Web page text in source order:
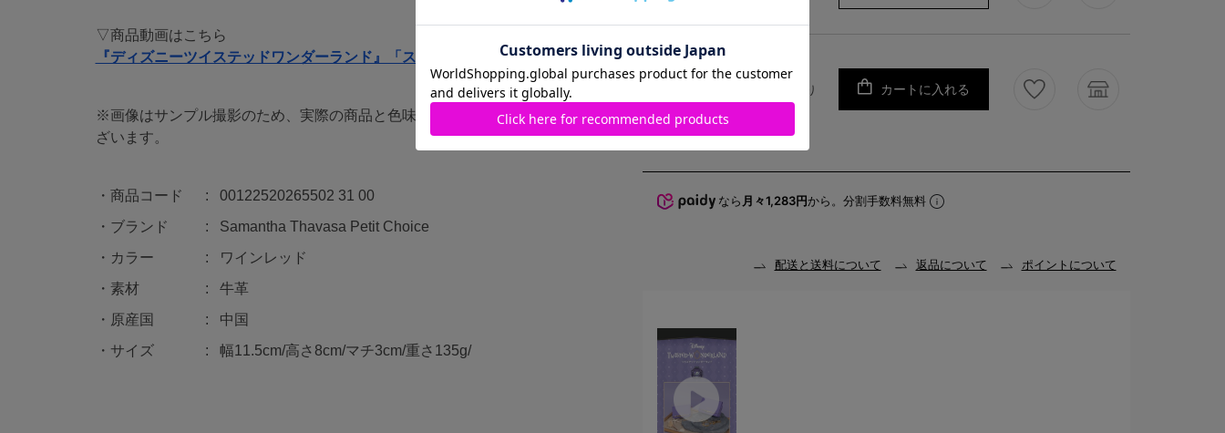
▽商品動画はこちら
『ディズニーツイステッドワンダーランド』「スカラビア寮」
※画像はサンプル撮影のため、実際の商品と色味・仕様が異なる場合がご
ざいます。
商品コード
00122520265502 31 00
ブランド
Samantha Thavasa Petit Choice
カラー
ワインレッド
素材
牛革
原産国
中国
サイズ
幅11.5cm/高さ8cm/マチ3cm/重さ135g/
レッドパ
ープル
在庫あり カートに入れる
ハート 商品在庫
なら 月々1,283円から。分割手数料無料
配送と送料について 返品について ポイントについて